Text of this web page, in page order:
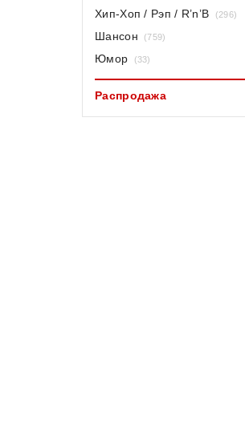
Хип-Хоп / Рэп / R’n’B (296)
Шансон (759)
Юмор (33)
Распродажа